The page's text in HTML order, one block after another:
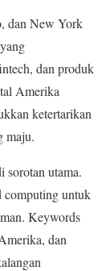
dan New York
dan produk
Amerika
ketertarikan
maju.
sorotan utama.
computing untuk
Keywords
dan